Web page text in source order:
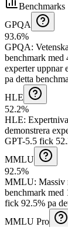
Benchmarks
GPQA
93.6%
GPQA:
benchmark
experter uppnar
pa detta
HLE
52.2%
HLE:
demonstrera
GPT-5.5 fick
MMLU
92.5%
MMLU: Massiv
benchmark med
fick 92.5% pa
MMLU Pro